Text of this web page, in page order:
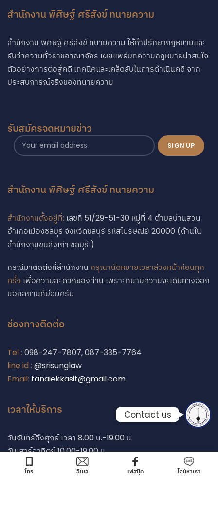
สำนักงาน พิศิษฐ์ ศรีสังข์ ทนายความ
สำนักงาน พิศิษฐ์ ศรีสังข์ ทนายความ ให้คำปรึกษากฏหมายและ
รับว่าความทั่วราชอาณาจักร เผยแพร่บทความกฎหมายน่าสนใจ
ตัวอย่างการต่อสู้คดี เทคนิคและเคล็ดลับในการดำเนินคดี จาก
ประสบการณ์จริงของทนายความ
รับสมัครจดหมายข่าว
สำนักงาน พิศิษฐ์ ศรีสังข์ ทนายความ
สำนักงานตั้งอยู่ที่: เลขที่ 51/29-51-30 หมู่ที่ 4 ตำบลบ้านสวน
อำเภอเมืองชลบุรี จังหวัดชลบุรี รหัสไปรษณีย์ 20000 (ด้านใน
สำนักงานขนส่งเก่า ชลบุรี )
กรณีมาติดต่อที่สำนักงาน กรุณานัดหมายเวลาล่วงหน้าก่อนทุก
ครั้ง เพื่อความสะดวกของท่าน เพราะทนายความจะเดินทางออก
นอกสถานที่บ่อยครับ
ช่องทางติดต่อ
Tel : 098-247-7807, 087-335-7764
line id : @srisunglaw
Email: tanaiekkasit@gmail.com
เวลาให้บริการ
วันจันทร์ถึงศุกร์ เวลา 8.00 น.-19.00 น.
วันเสาร์อาทิตย์ 10.00-19.00 น.
โทร อีเมล เฟสบุ๊ค ไลน์หาเรา
Phone
Contact us